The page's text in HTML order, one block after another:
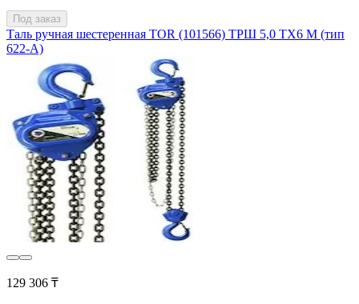
Под заказ
Таль ручная шестеренная TOR (101566) ТРШ 5,0 ТХ6 М (тип
622-A)
129 306 ₸